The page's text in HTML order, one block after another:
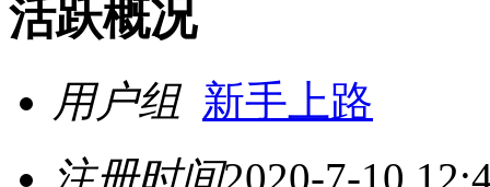
活跃概况
用户组 新手上路